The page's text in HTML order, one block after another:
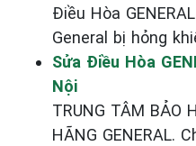
Điều Hòa
General bị hỏng
Sửa Điều Hòa
Nội
TRUNG TÂM BẢO
HÃNG GENERAL.